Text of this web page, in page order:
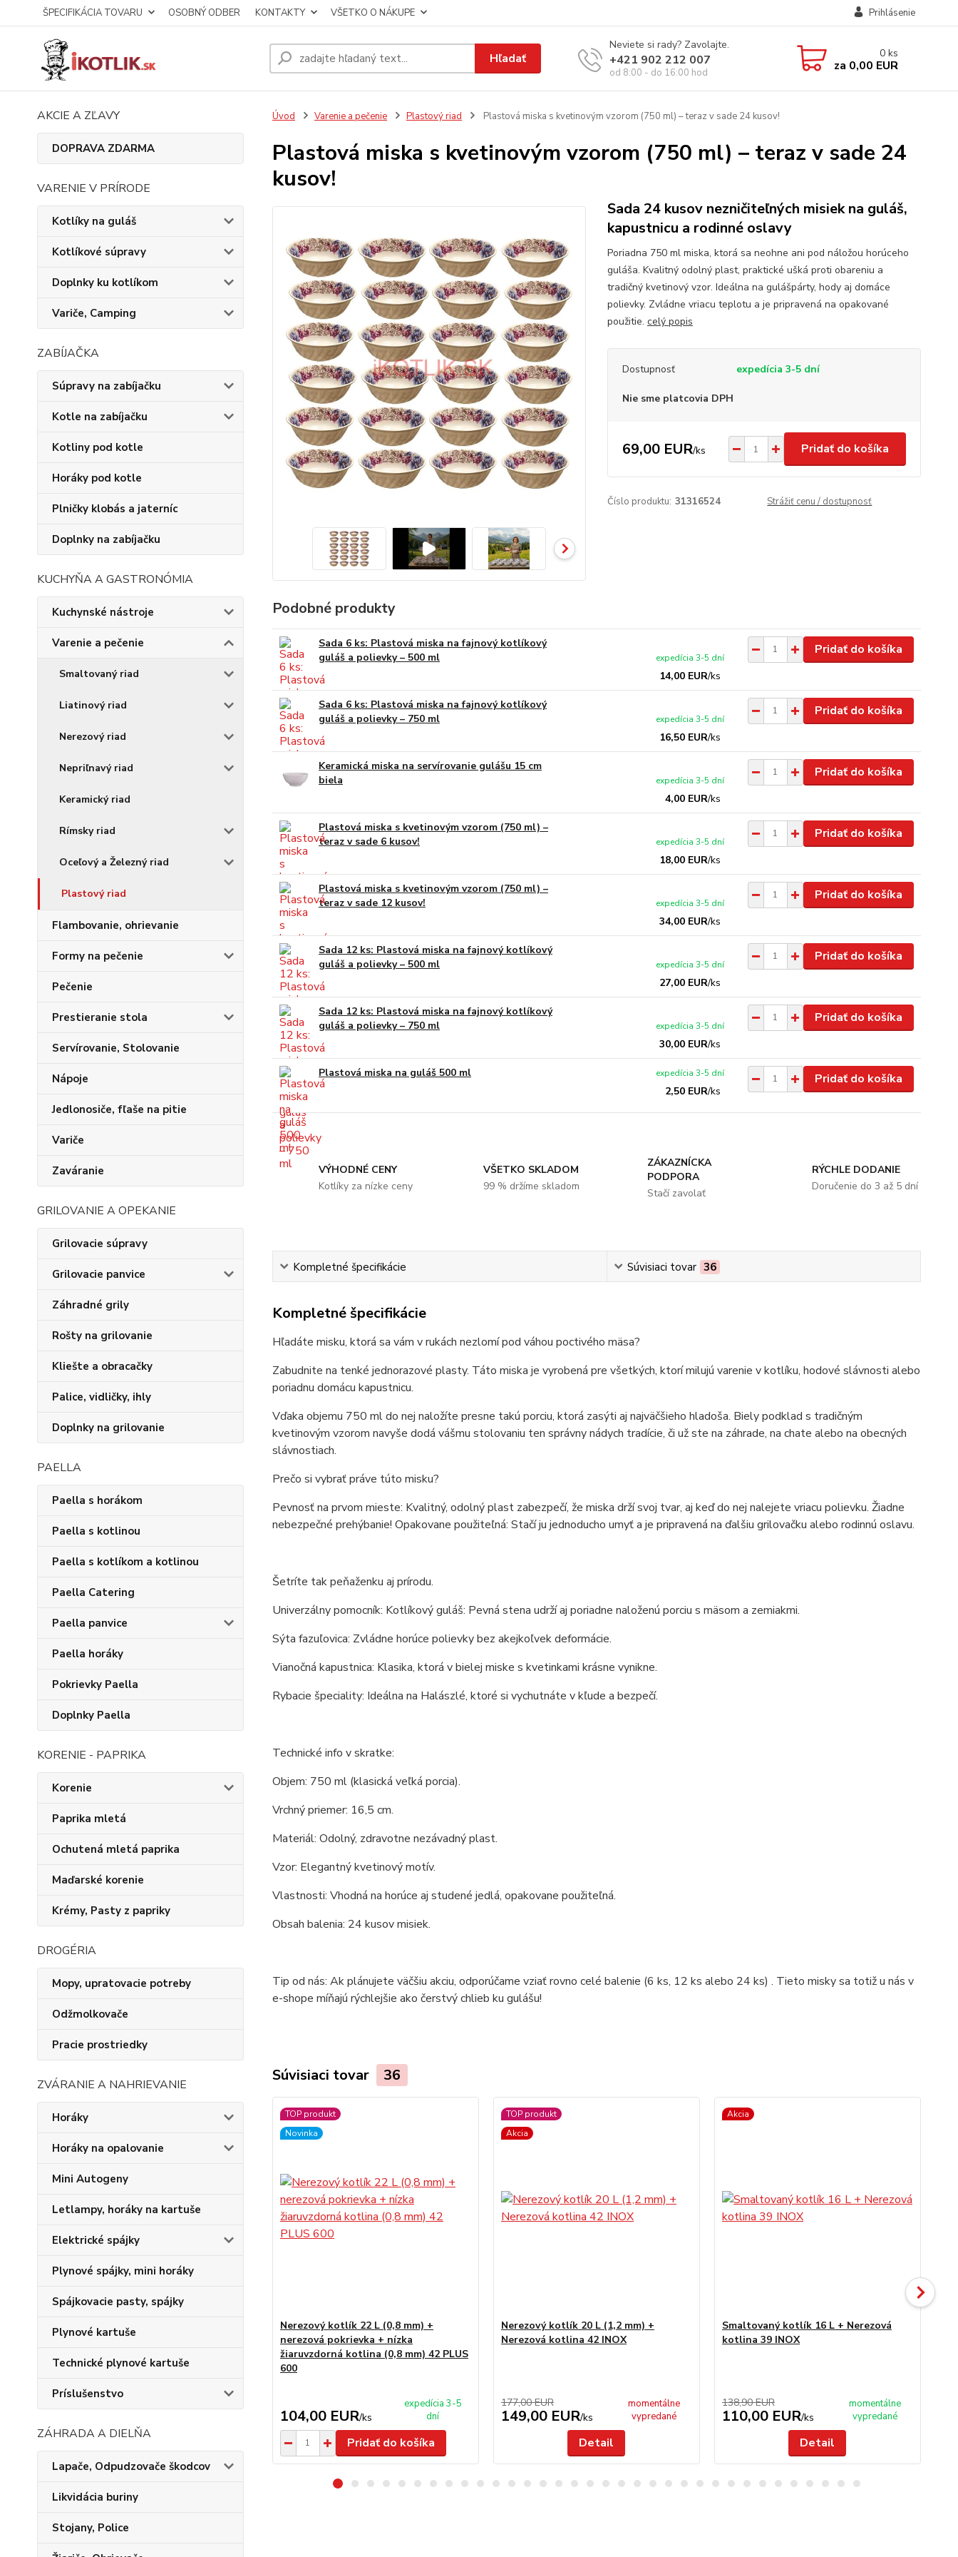
ŠPECIFIKÁCIA TOVARU OSOBNÝ ODBER KONTAKTY VŠETKO O NÁKUPE Prihlásenie
Hľadať
Neviete si rady? Zavolajte.
+421 902 212 007
od 8:00 - do 16:00 hod
0 ks
za 0,00 EUR
AKCIE A ZĽAVY
DOPRAVA ZDARMA
VARENIE V PRÍRODE
Kotlíky na guláš
Kotlíkové súpravy
Doplnky ku kotlíkom
Variče, Camping
ZABÍJAČKA
Súpravy na zabíjačku
Kotle na zabíjačku
Kotliny pod kotle
Horáky pod kotle
Plničky klobás a jaterníc
Doplnky na zabíjačku
KUCHYŇA A GASTRONÓMIA
Kuchynské nástroje
Varenie a pečenie
Smaltovaný riad
Liatinový riad
Nerezový riad
Nepriľnavý riad
Keramický riad
Rímsky riad
Oceľový a Železný riad
Plastový riad
Flambovanie, ohrievanie
Formy na pečenie
Pečenie
Prestieranie stola
Servírovanie, Stolovanie
Nápoje
Jedlonosiče, fľaše na pitie
Variče
Zaváranie
GRILOVANIE A OPEKANIE
Grilovacie súpravy
Grilovacie panvice
Záhradné grily
Rošty na grilovanie
Kliešte a obracačky
Palice, vidličky, ihly
Doplnky na grilovanie
PAELLA
Paella s horákom
Paella s kotlinou
Paella s kotlíkom a kotlinou
Paella Catering
Paella panvice
Paella horáky
Pokrievky Paella
Doplnky Paella
KORENIE - PAPRIKA
Korenie
Paprika mletá
Ochutená mletá paprika
Maďarské korenie
Krémy, Pasty z papriky
DROGÉRIA
Mopy, upratovacie potreby
Odžmolkovače
Pracie prostriedky
ZVÁRANIE A NAHRIEVANIE
Horáky
Horáky na opalovanie
Mini Autogeny
Letlampy, horáky na kartuše
Elektrické spájky
Plynové spájky, mini horáky
Spájkovacie pasty, spájky
Plynové kartuše
Technické plynové kartuše
Príslušenstvo
ZÁHRADA A DIELŇA
Lapače, Odpudzovače škodcov
Likvidácia buriny
Stojany, Police
Úvod Varenie a pečenie Plastový riad Plastová miska s kvetinovým vzorom (750 ml) – teraz v sade 24 kusov!
Plastová miska s kvetinovým vzorom (750 ml) – teraz v sade 24
kusov!
Sada 24 kusov nezničiteľných misiek na guláš,
kapustnicu a rodinné oslavy
Poriadna 750 ml miska, ktorá sa neohne ani pod náložou horúceho
guláša. Kvalitný odolný plast, praktické ušká proti obareniu a
tradičný kvetinový vzor. Ideálna na gulášpárty, hody aj domáce
polievky. Zvládne vriacu teplotu a je pripravená na opakované
použitie. celý popis
Dostupnosť expedícia 3-5 dní
Nie sme platcovia DPH
69,00 EUR/ks Pridať do košíka
Číslo produktu: 31316524 Strážiť cenu / dostupnosť
Podobné produkty
Sada 6 ks: Plastová miska na fajnový kotlíkový
guláš a polievky – 500 ml
14,00 EUR/ks
expedícia 3-5 dní
Pridať do košíka
Sada 6 ks: Plastová miska na fajnový kotlíkový
guláš a polievky – 750 ml
16,50 EUR/ks
expedícia 3-5 dní
Pridať do košíka
Keramická miska na servírovanie gulášu 15 cm
biela
4,00 EUR/ks
expedícia 3-5 dní
Pridať do košíka
Plastová miska s kvetinovým vzorom (750 ml) –
teraz v sade 6 kusov!
18,00 EUR/ks
expedícia 3-5 dní
Pridať do košíka
Plastová miska s kvetinovým vzorom (750 ml) –
teraz v sade 12 kusov!
34,00 EUR/ks
expedícia 3-5 dní
Pridať do košíka
Sada 12 ks: Plastová miska na fajnový kotlíkový
guláš a polievky – 500 ml
27,00 EUR/ks
expedícia 3-5 dní
Pridať do košíka
Sada 12 ks: Plastová miska na fajnový kotlíkový
guláš a polievky – 750 ml
30,00 EUR/ks
expedícia 3-5 dní
Pridať do košíka
Plastová miska na guláš 500 ml
2,50 EUR/ks
expedícia 3-5 dní Pridať do košíka
VÝHODNÉ CENY
Kotlíky za nízke ceny
VŠETKO SKLADOM
99 % držíme skladom
ZÁKAZNÍCKA
PODPORA
Stačí zavolať
RÝCHLE DODANIE
Doručenie do 3 až 5 dní
Kompletné špecifikácie Súvisiaci tovar 36
Kompletné špecifikácie
Hľadáte misku, ktorá sa vám v rukách nezlomí pod váhou poctivého mäsa?
Zabudnite na tenké jednorazové plasty. Táto miska je vyrobená pre všetkých, ktorí milujú varenie v kotlíku, hodové slávnosti alebo
poriadnu domácu kapustnicu.
Vďaka objemu 750 ml do nej naložíte presne takú porciu, ktorá zasýti aj najväčšieho hladoša. Biely podklad s tradičným
kvetinovým vzorom navyše dodá vášmu stolovaniu ten správny nádych tradície, či už ste na záhrade, na chate alebo na obecných
slávnostiach.
Prečo si vybrať práve túto misku?
Pevnosť na prvom mieste: Kvalitný, odolný plast zabezpečí, že miska drží svoj tvar, aj keď do nej nalejete vriacu polievku. Žiadne
nebezpečné prehýbanie! Opakovane použiteľná: Stačí ju jednoducho umyť a je pripravená na ďalšiu grilovačku alebo rodinnú oslavu.
Šetríte tak peňaženku aj prírodu.
Univerzálny pomocník: Kotlíkový guláš: Pevná stena udrží aj poriadne naloženú porciu s mäsom a zemiakmi.
Sýta fazuľovica: Zvládne horúce polievky bez akejkoľvek deformácie.
Vianočná kapustnica: Klasika, ktorá v bielej miske s kvetinkami krásne vynikne.
Rybacie špeciality: Ideálna na Halászlé, ktoré si vychutnáte v kľude a bezpečí.
Technické info v skratke:
Objem: 750 ml (klasická veľká porcia).
Vrchný priemer: 16,5 cm.
Materiál: Odolný, zdravotne nezávadný plast.
Vzor: Elegantný kvetinový motív.
Vlastnosti: Vhodná na horúce aj studené jedlá, opakovane použiteľná.
Obsah balenia: 24 kusov misiek.
Tip od nás: Ak plánujete väčšiu akciu, odporúčame vziať rovno celé balenie (6 ks, 12 ks alebo 24 ks) . Tieto misky sa totiž u nás v
e-shope míňajú rýchlejšie ako čerstvý chlieb ku gulášu!
Súvisiaci tovar 36
TOP produkt
Novinka
Nerezový kotlík 22 L (0,8 mm) +
nerezová pokrievka + nízka
žiaruvzdorná kotlina (0,8 mm) 42 PLUS
600
104,00 EUR/ks
expedícia 3-5
dní
Pridať do košíka
TOP produkt
Akcia
Nerezový kotlík 20 L (1,2 mm) +
Nerezová kotlina 42 INOX
177,00 EUR
149,00 EUR/ks
momentálne
vypredané
Detail
Akcia
Smaltovaný kotlík 16 L + Nerezová
kotlina 39 INOX
138,90 EUR
110,00 EUR/ks
momentálne
vypredané
Detail